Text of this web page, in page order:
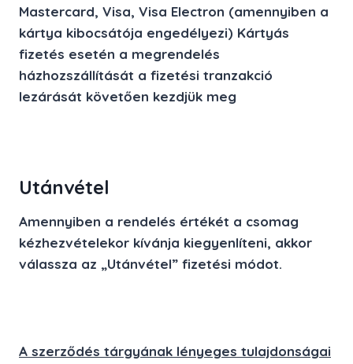
Mastercard, Visa, Visa Electron (amennyiben a
kártya kibocsátója engedélyezi) Kártyás
fizetés esetén a megrendelés
házhozszállítását a fizetési tranzakció
lezárását követően kezdjük meg
Utánvétel
Amennyiben a rendelés értékét a csomag
kézhezvételekor kívánja kiegyenlíteni, akkor
válassza az „Utánvétel” fizetési módot.
A szerződés tárgyának lényeges tulajdonságai